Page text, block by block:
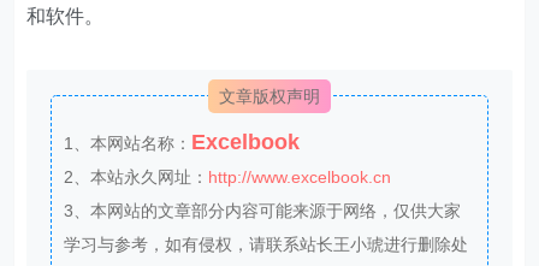
和软件。
文章版权声明
1、本网站名称： Excelbook
2、本站永久网址： http://www.excelbook.cn
3、本网站的文章部分内容可能来源于网络，仅供大家
学习与参考，如有侵权，请联系站长王小琥进行删除处